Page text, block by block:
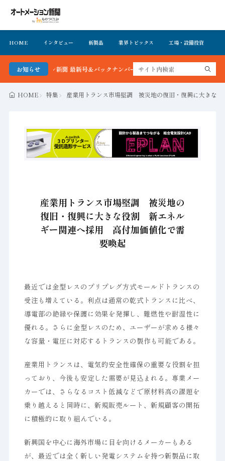
HOME インタビュー 新製品 業界トピックス 工場・設備投資
お知らせ
ーション新聞 最新号＆バックナンバーを無料で公開中 詳細はこちら
HOME 特集 産業用トランス市場堅調 被災地の復旧・復興に大きな
産業用トランス市場堅調 被災地の
復旧・復興に大きな役割 新エネル
ギー関連へ採用 高付加価値化で需
要喚起
最近では金型レスのプリプレグ方式モールドトランスの
受注も増えている。利点は通常の乾式トランスに比べ、
導電部の絶縁や保護に効果を発揮し、難燃性や耐湿性に
優れる。さらに金型レスのため、ユーザーが求める様々
な容量・電圧に対応するトランスの製作も可能である。
産業用トランスは、電気的安全性確保の重要な役割を担
っており、今後も安定した需要が見込まれる。専業メー
カーでは、さらなるコスト低減などで原材料高の課題を
乗り越えると同時に、新規販売ルート、新規顧客の開拓
に積極的に取り組んでいる。
新興国を中心に海外市場に目を向けるメーカーもある
が、最近では全く新しい発電システムを持つ新製品に取